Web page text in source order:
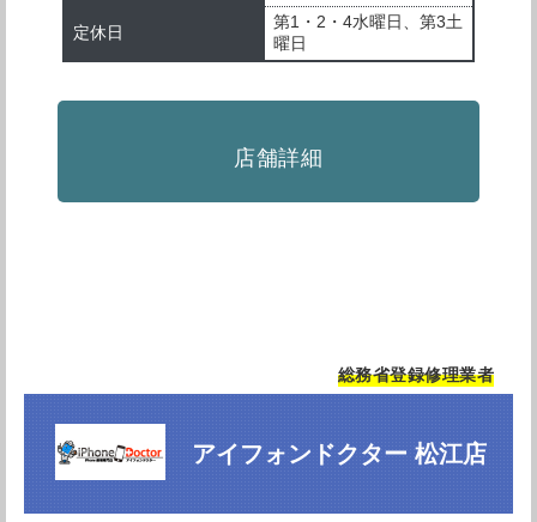
定休日
第1・2・4水曜日、第3土
曜日
店舗詳細
アイフォンドクター 松江店
総務省登録修理業者